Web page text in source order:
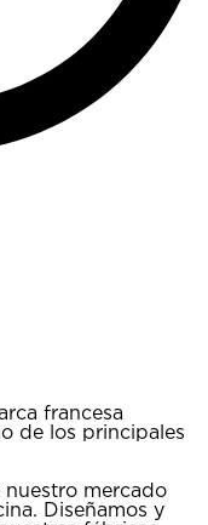
francesa
de los principales
nuestro mercado
Diseñamos y